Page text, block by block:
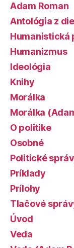
Adam Roman
Antológia z
Humanistická
Humanizmus
Ideológia
Knihy
Morálka
Morálka
O politike
Osobné
Politické
Príklady
Prílohy
Tlačové
Úvod
Veda